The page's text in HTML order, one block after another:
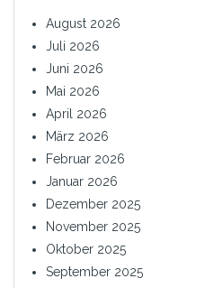
August 2026
Juli 2026
Juni 2026
Mai 2026
April 2026
März 2026
Februar 2026
Januar 2026
Dezember 2025
November 2025
Oktober 2025
September 2025